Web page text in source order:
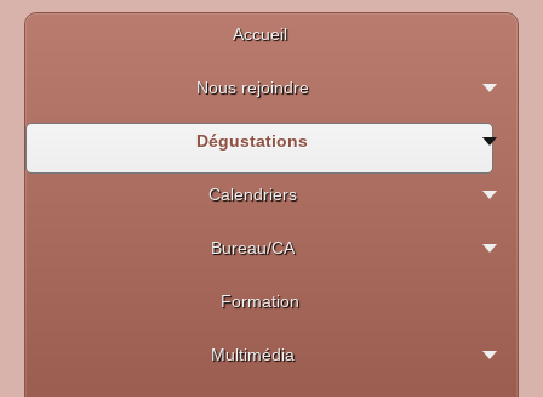
Accueil
Nous rejoindre
Dégustations
Calendriers
Bureau/CA
Formation
Multimédia